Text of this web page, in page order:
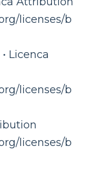
licenses/b
Licenca
licenses/b
licenses/b